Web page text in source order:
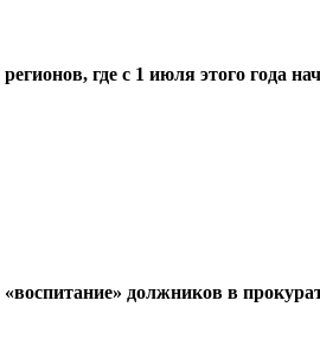
где с 1 июля этого года
должников в